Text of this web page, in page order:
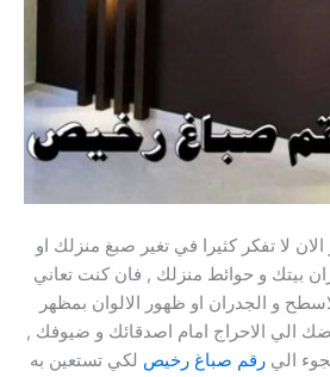
الان لا تفكر كثيرا في تغير صبغ منزلك او
بيتك و حوائط منزلك , فان كنت تعاني
و الجدران او ظهور الالوان بمظهر
الي الاحراج امام اصدقائك و ضيوفك ,
الي رقم صباغ رخيص لكي تستعين به